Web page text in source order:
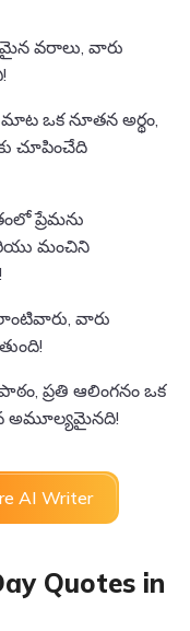
వరాలు, వారు
మాట ఒక నూతన అర్థం,
చూపించేది
ప్రేమను
మంచిని
వారు
పాఠం, ప్రతి ఆలింగనం ఒక
అమూల్యమైనది!
AI Writer
Quotes in